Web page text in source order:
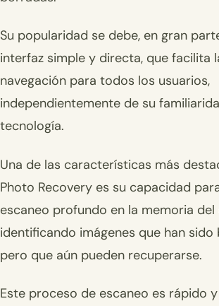
Su popularidad se debe, en gran
interfaz simple y directa, que facilita
navegación para todos los usuarios,
independientemente de su
tecnología.
Una de las características más
Photo Recovery es su capacidad
escaneo profundo en la memoria
identificando imágenes que han sido
pero que aún pueden recuperarse.
Este proceso de escaneo es rápido